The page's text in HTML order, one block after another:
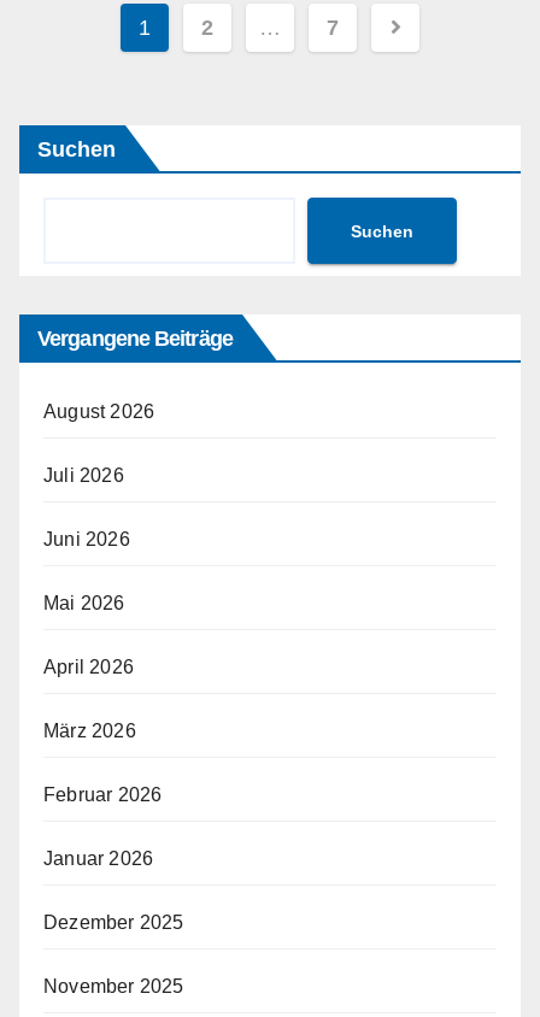
Seitennummerierung
der
1 2 … 7
Suchen
Suchen
Vergangene Beiträge
August 2026
Juli 2026
Juni 2026
Mai 2026
April 2026
März 2026
Februar 2026
Januar 2026
Dezember 2025
November 2025